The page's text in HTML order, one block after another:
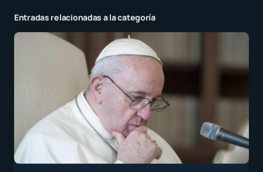
Entradas relacionadas a la categoría